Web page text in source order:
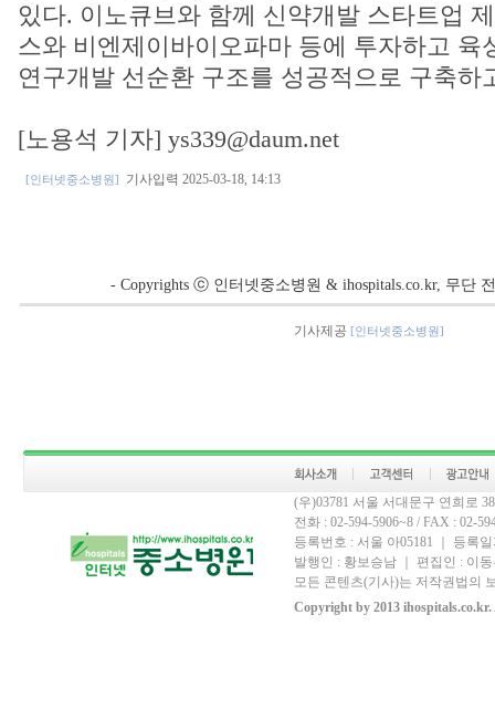
있다. 이노큐브와 함께 신약개발 스타트업
스와 비엔제이바이오파마 등에 투자하고 육
연구개발 선순환 구조를 성공적으로 구축하
[노용석 기자] ys339@daum.net
[인터넷중소병원] 기사입력 2025-03-18, 14:13
- Copyrights ⓒ 인터넷중소병원 & ihospitals.co.kr, 무단
기사제공 [인터넷중소병원]
(우)03781 서울 서대문구 연희로
전화 : 02-594-5906~8 / FAX : 02-
등록번호 : 서울 아05181 ｜ 등록
발행인 : 황보승남 ｜ 편집인 : 이
모든 콘텐츠(기사)는 저작권법의
Copyright by 2013 ihospitals.co.kr.